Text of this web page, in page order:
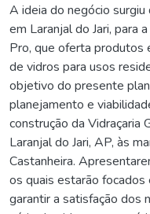
A ideia do negócio
em Laranjal do Jari, para
Pro, que oferta produtos
de vidros para usos
objetivo do presente
planejamento e
construção da Vidraçaria
Laranjal do Jari, AP, às
Castanheira.
os quais estarão
garantir a satisfação dos